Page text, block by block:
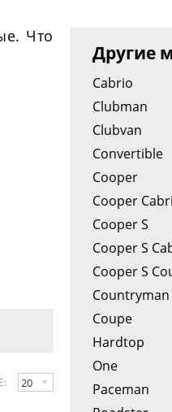
Что
20
Другие
Cabrio
Clubman
Clubvan
Convertible
Cooper
Cooper
Cooper S
Cooper S
Cooper S
Countryman
Coupe
Hardtop
One
Paceman